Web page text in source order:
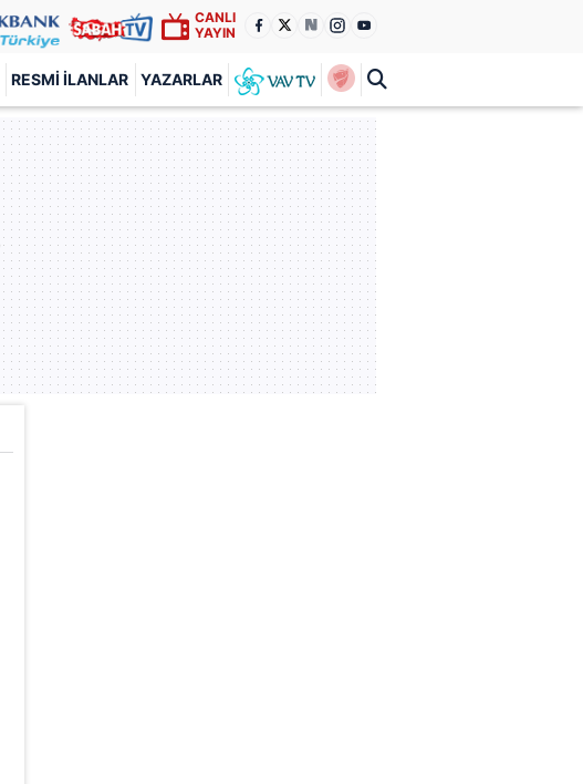
CANLI
YAYIN
RESMI İLANLAR YAZARLAR